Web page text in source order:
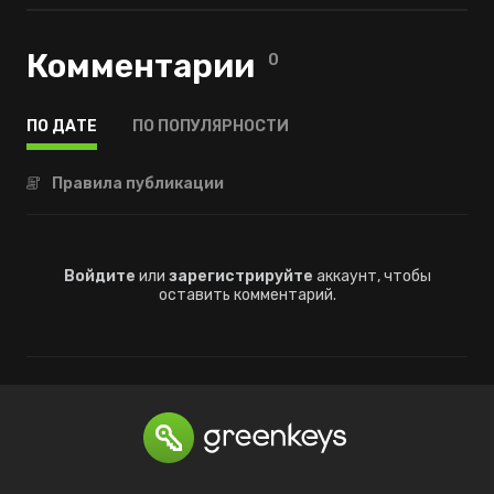
Комментарии 0
ПО ДАТЕ ПО ПОПУЛЯРНОСТИ
Правила публикации
Войдите или зарегистрируйте аккаунт, чтобы
оставить комментарий.